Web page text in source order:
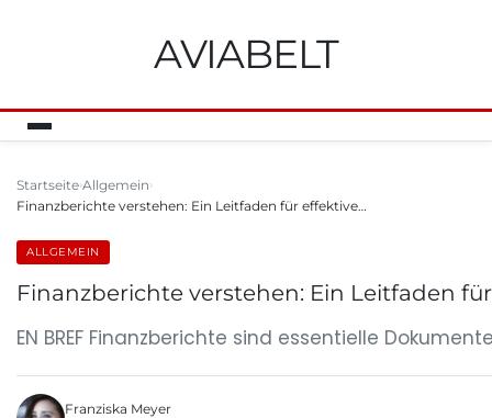
AVIABELT
Startseite Allgemein
Finanzberichte verstehen: Ein Leitfaden für effektive…
ALLGEMEIN
Finanzberichte verstehen: Ein Leitfaden
EN BREF Finanzberichte sind essentielle
Franziska Meyer